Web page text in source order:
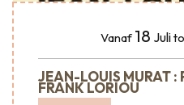
Vanaf 18 Juli
JEAN-LOUIS MURAT :
FRANK LORIOU